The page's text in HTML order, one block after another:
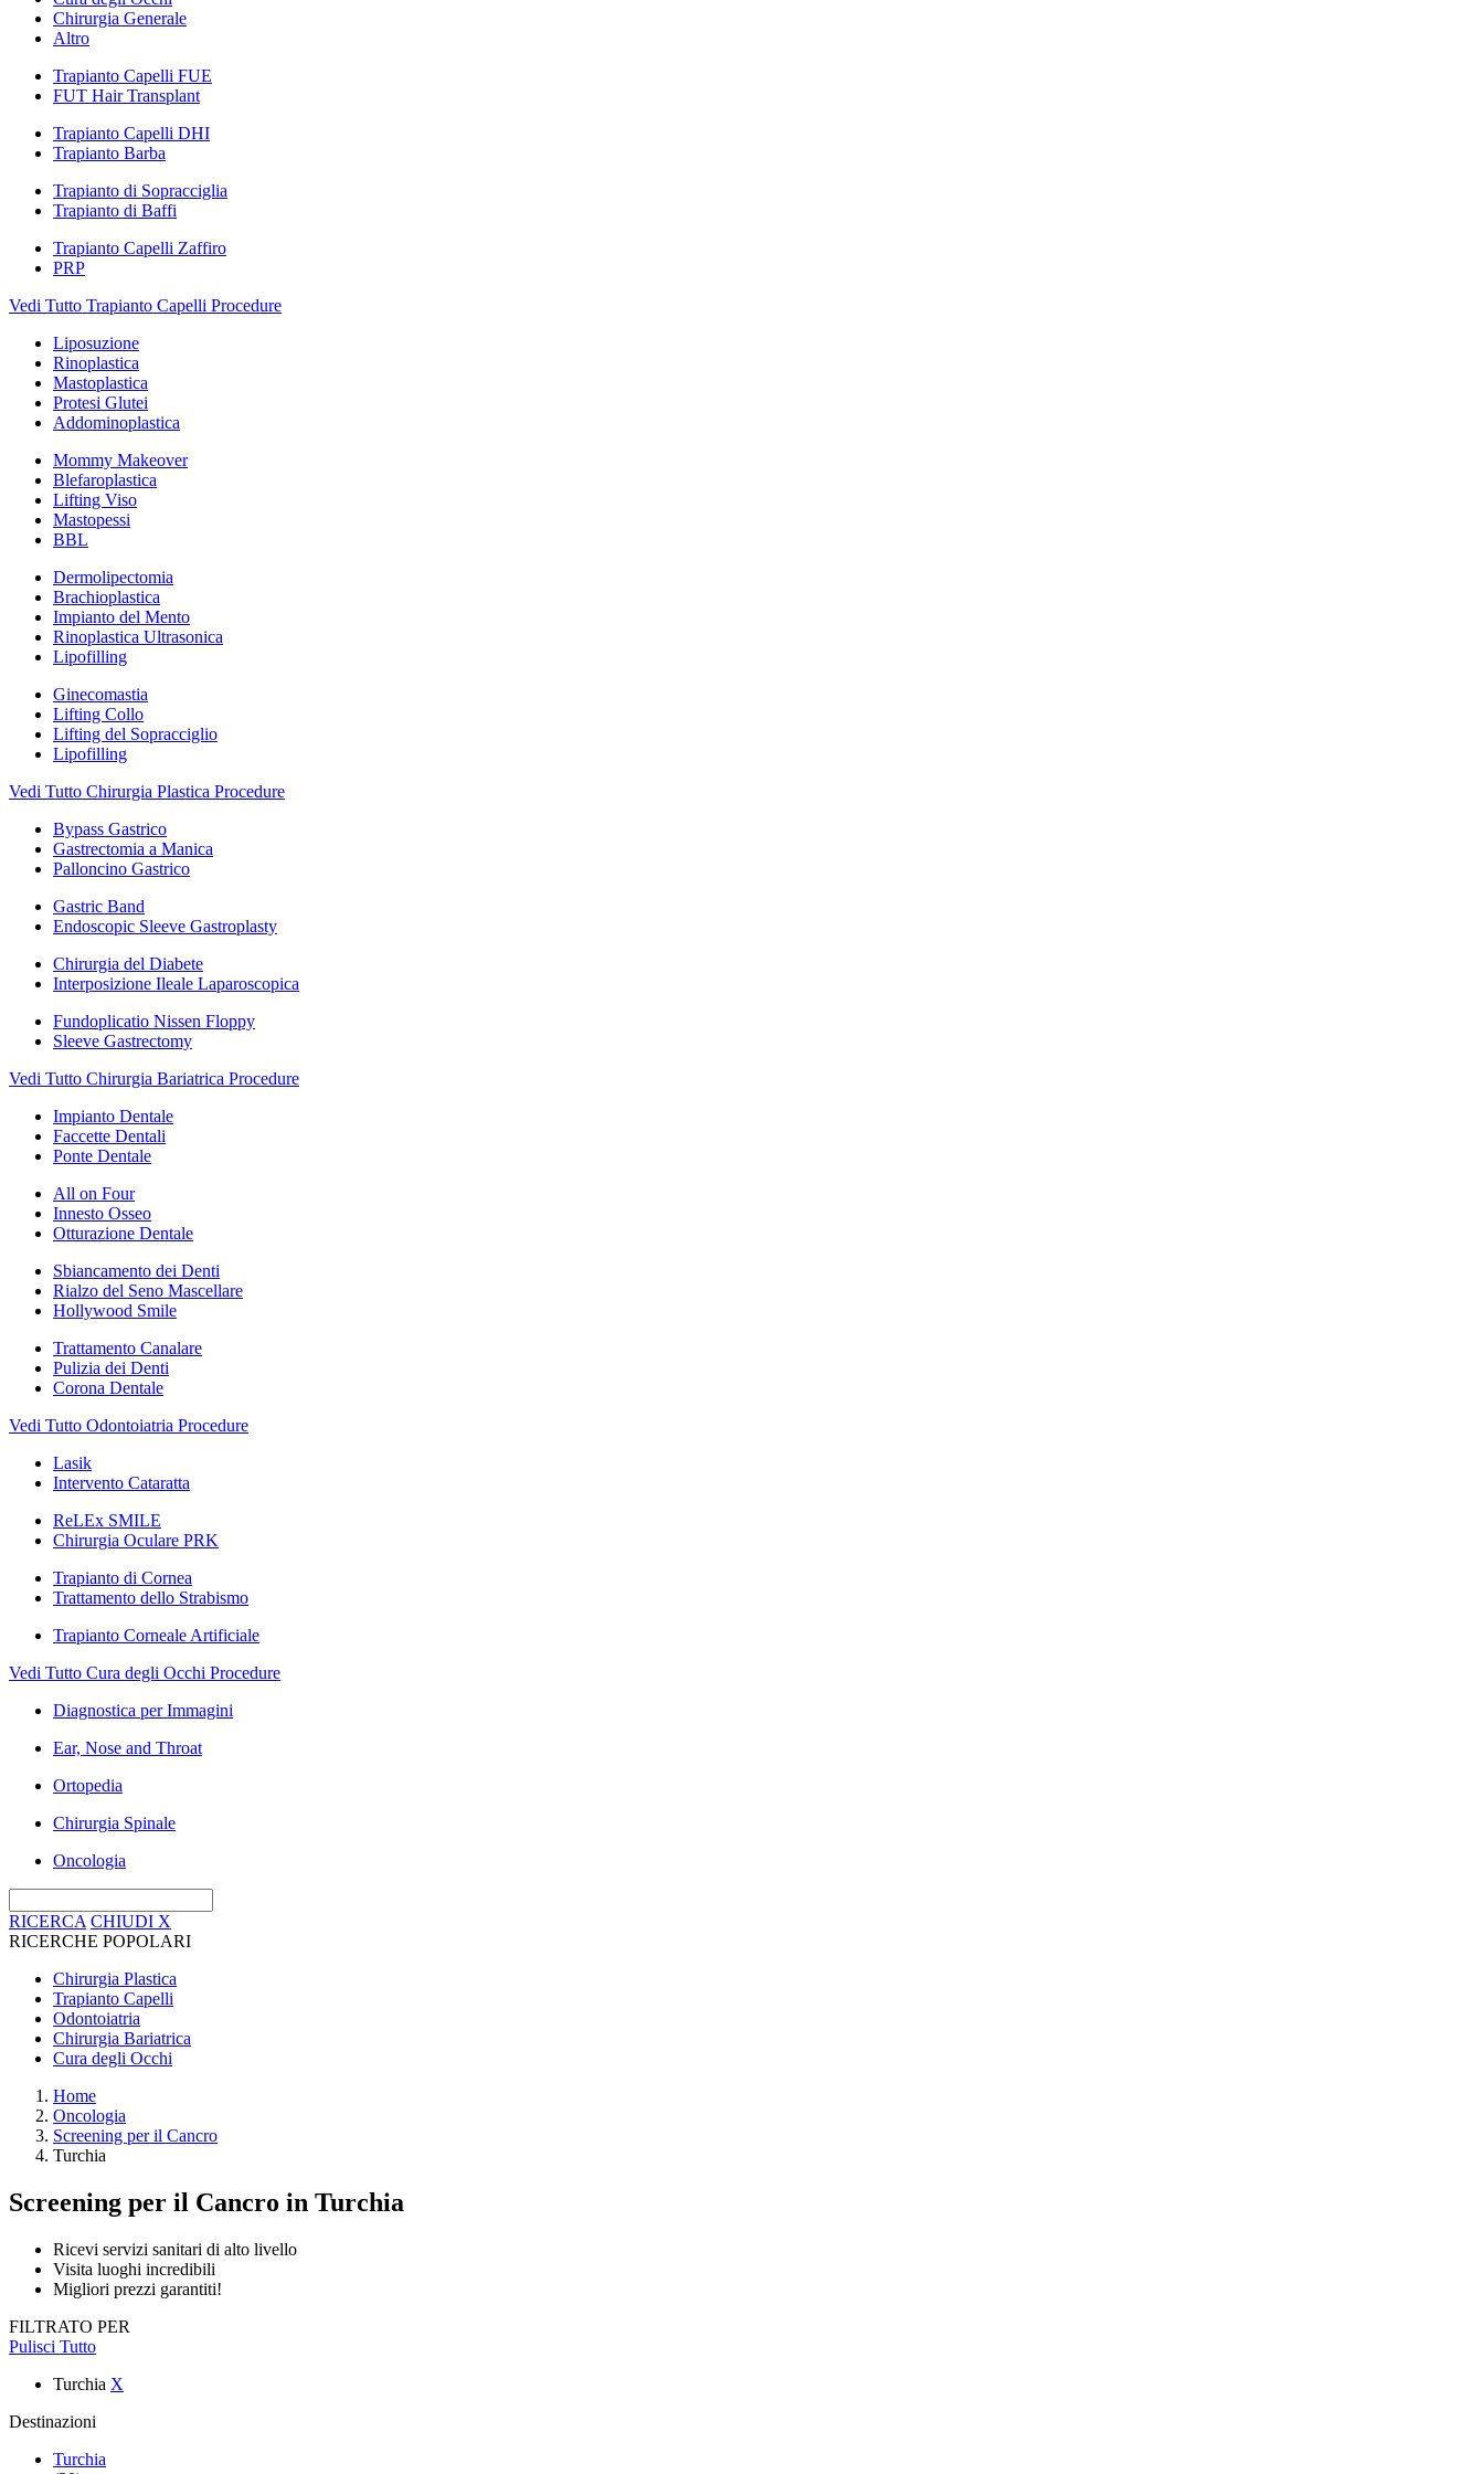
Chirurgia Generale
Altro
Trapianto Capelli FUE
FUT Hair Transplant
Trapianto Capelli DHI
Trapianto Barba
Trapianto di Sopracciglia
Trapianto di Baffi
Trapianto Capelli Zaffiro
PRP
Vedi Tutto Trapianto Capelli Procedure
Liposuzione
Rinoplastica
Mastoplastica
Protesi Glutei
Addominoplastica
Mommy Makeover
Blefaroplastica
Lifting Viso
Mastopessi
BBL
Dermolipectomia
Brachioplastica
Impianto del Mento
Rinoplastica Ultrasonica
Lipofilling
Ginecomastia
Lifting Collo
Lifting del Sopracciglio
Lipofilling
Vedi Tutto Chirurgia Plastica Procedure
Bypass Gastrico
Gastrectomia a Manica
Palloncino Gastrico
Gastric Band
Endoscopic Sleeve Gastroplasty
Chirurgia del Diabete
Interposizione Ileale Laparoscopica
Fundoplicatio Nissen Floppy
Sleeve Gastrectomy
Vedi Tutto Chirurgia Bariatrica Procedure
Impianto Dentale
Faccette Dentali
Ponte Dentale
All on Four
Innesto Osseo
Otturazione Dentale
Sbiancamento dei Denti
Rialzo del Seno Mascellare
Hollywood Smile
Trattamento Canalare
Pulizia dei Denti
Corona Dentale
Vedi Tutto Odontoiatria Procedure
Lasik
Intervento Cataratta
ReLEx SMILE
Chirurgia Oculare PRK
Trapianto di Cornea
Trattamento dello Strabismo
Trapianto Corneale Artificiale
Vedi Tutto Cura degli Occhi Procedure
Diagnostica per Immagini
Ear, Nose and Throat
Ortopedia
Chirurgia Spinale
Oncologia
RICERCA CHIUDI X
RICERCHE POPOLARI
Chirurgia Plastica
Trapianto Capelli
Odontoiatria
Chirurgia Bariatrica
Cura degli Occhi
Home
Oncologia
Screening per il Cancro
Turchia
Screening per il Cancro in Turchia
Ricevi servizi sanitari di alto livello
Visita luoghi incredibili
Migliori prezzi garantiti!
FILTRATO PER
Pulisci Tutto
Turchia X
Destinazioni
Turchia